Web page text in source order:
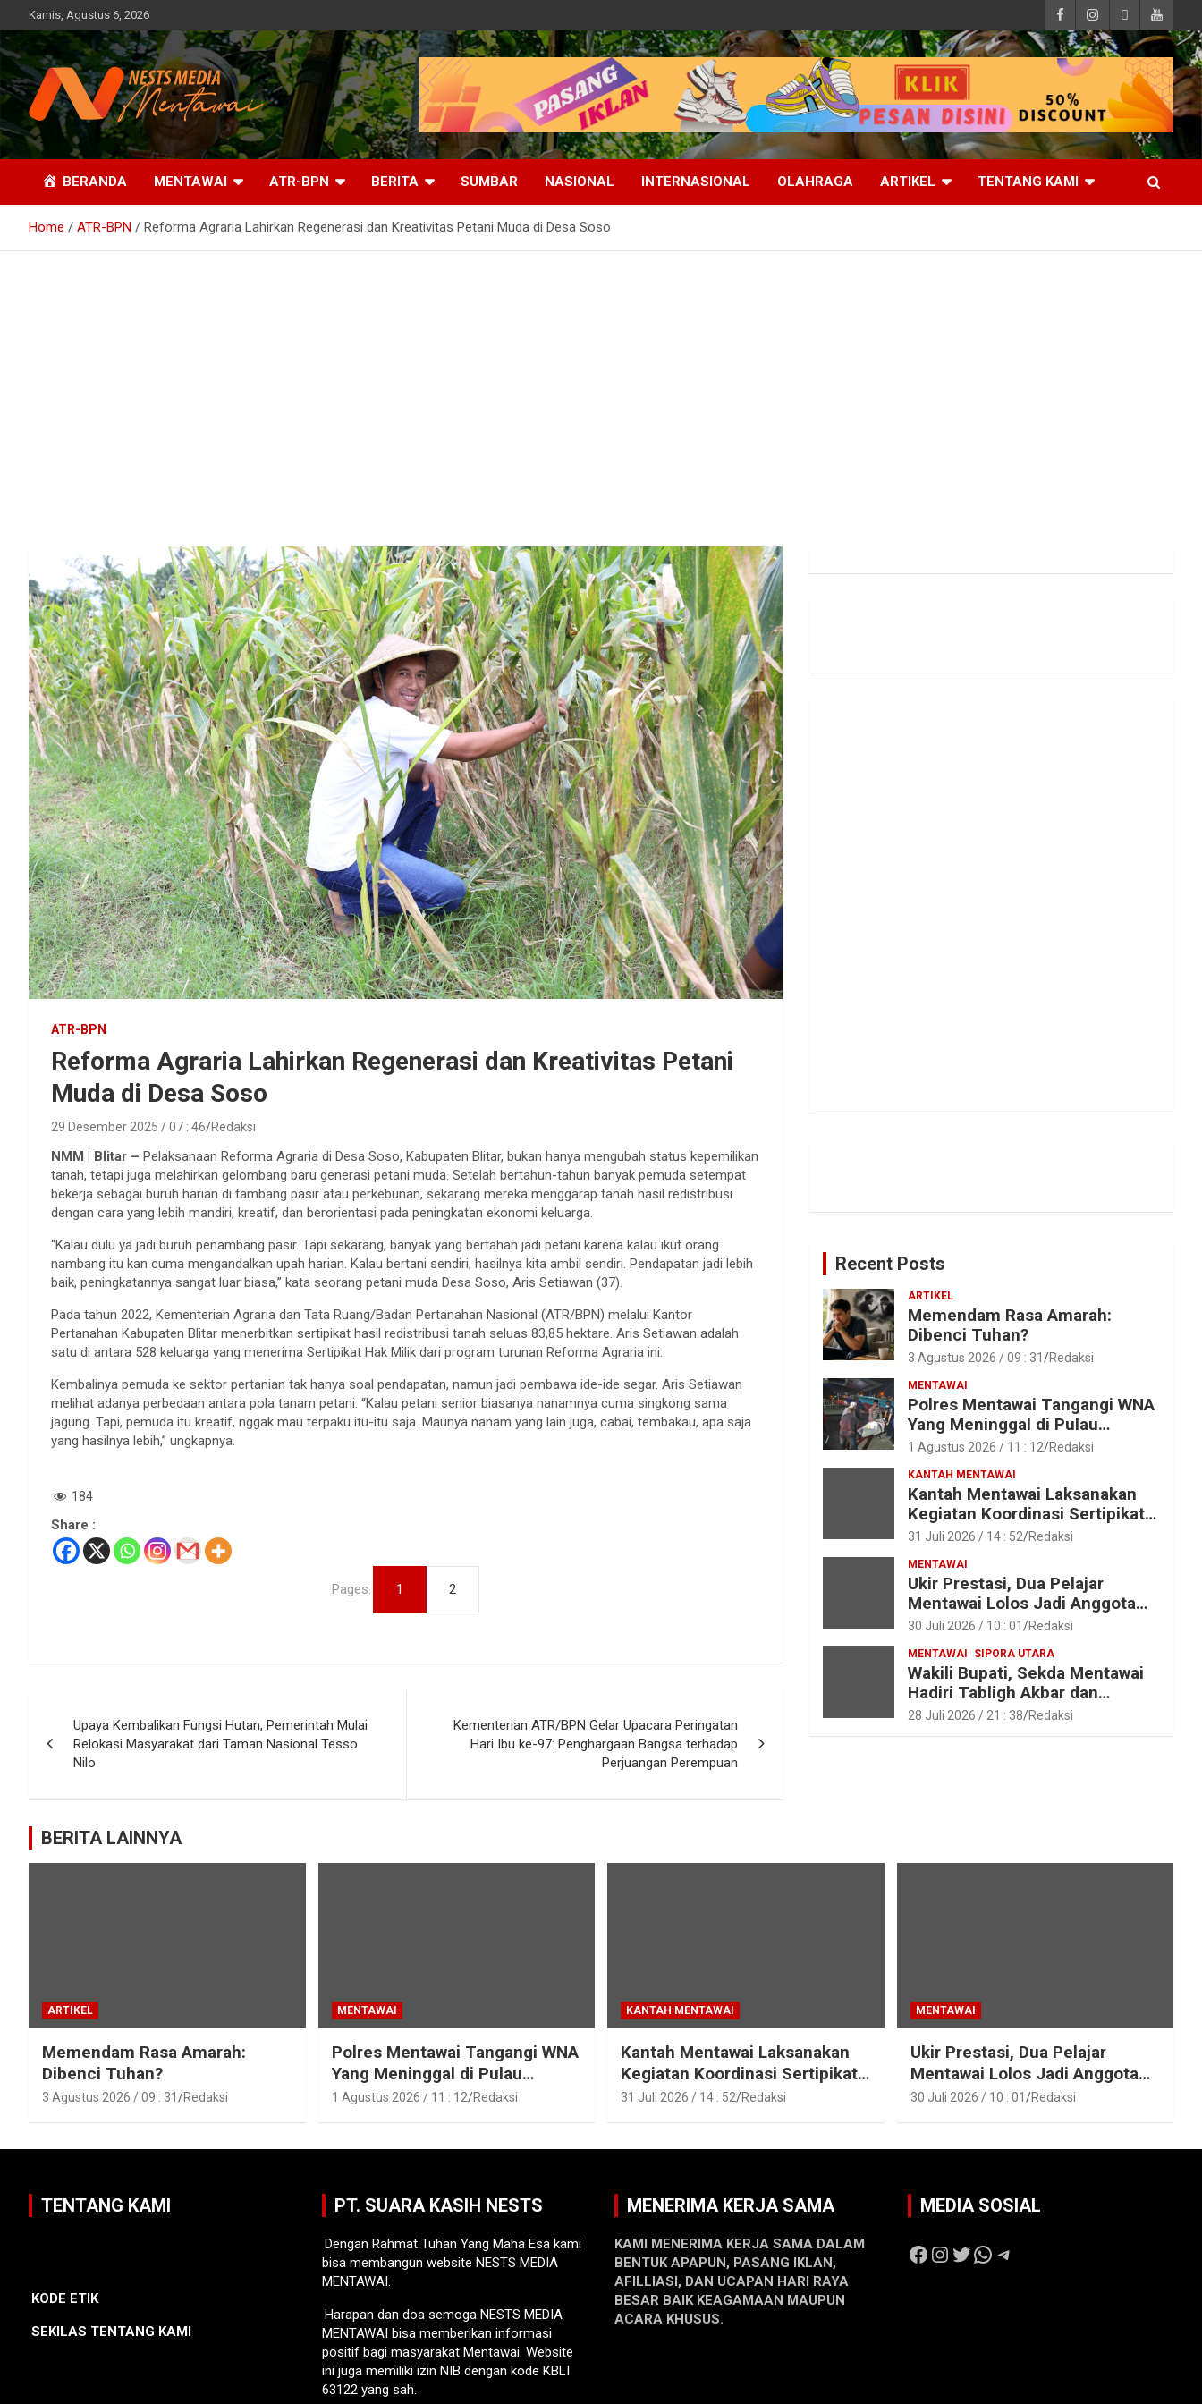
to
content
Kamis, Agustus 6, 2026
Nests Media Mentawai
Fakta, Profesional dan Independent
BERANDA MENTAWAI ATR-BPN BERITA SUMBAR NASIONAL INTERNASIONAL OLAHRAGA ARTIKEL TENTANG KAMI
Home ATR-BPN Reforma Agraria Lahirkan Regenerasi dan Kreativitas Petani Muda di Desa Soso
ATR-BPN
Reforma Agraria Lahirkan Regenerasi dan Kreativitas Petani
Muda di Desa Soso
29 Desember 2025 / 07 : 46 Redaksi
NMM | Blitar – Pelaksanaan Reforma Agraria di Desa Soso, Kabupaten Blitar, bukan hanya mengubah status kepemilikan
tanah, tetapi juga melahirkan gelombang baru generasi petani muda. Setelah bertahun-tahun banyak pemuda setempat
bekerja sebagai buruh harian di tambang pasir atau perkebunan, sekarang mereka menggarap tanah hasil redistribusi
dengan cara yang lebih mandiri, kreatif, dan berorientasi pada peningkatan ekonomi keluarga.
“Kalau dulu ya jadi buruh penambang pasir. Tapi sekarang, banyak yang bertahan jadi petani karena kalau ikut orang
nambang itu kan cuma mengandalkan upah harian. Kalau bertani sendiri, hasilnya kita ambil sendiri. Pendapatan jadi lebih
baik, peningkatannya sangat luar biasa,” kata seorang petani muda Desa Soso, Aris Setiawan (37).
Pada tahun 2022, Kementerian Agraria dan Tata Ruang/Badan Pertanahan Nasional (ATR/BPN) melalui Kantor
Pertanahan Kabupaten Blitar menerbitkan sertipikat hasil redistribusi tanah seluas 83,85 hektare. Aris Setiawan adalah
satu di antara 528 keluarga yang menerima Sertipikat Hak Milik dari program turunan Reforma Agraria ini.
Kembalinya pemuda ke sektor pertanian tak hanya soal pendapatan, namun jadi pembawa ide-ide segar. Aris Setiawan
melihat adanya perbedaan antara pola tanam petani. “Kalau petani senior biasanya nanamnya cuma singkong sama
jagung. Tapi, pemuda itu kreatif, nggak mau terpaku itu-itu saja. Maunya nanam yang lain juga, cabai, tembakau, apa saja
yang hasilnya lebih,” ungkapnya.
184
Share :
Pages: 1 2
pos
Upaya Kembalikan Fungsi Hutan, Pemerintah Mulai
Relokasi Masyarakat dari Taman Nasional Tesso
Nilo
Kementerian ATR/BPN Gelar Upacara Peringatan
Hari Ibu ke-97: Penghargaan Bangsa terhadap
Perjuangan Perempuan
Recent Posts
ARTIKEL
Memendam Rasa Amarah:
Dibenci Tuhan?
3 Agustus 2026 / 09 : 31 Redaksi
MENTAWAI
Polres Mentawai Tangangi WNA
Yang Meninggal di Pulau
Karamajat, Sibaday
1 Agustus 2026 / 11 : 12 Redaksi
KANTAH MENTAWAI
Kantah Mentawai Laksanakan
Kegiatan Koordinasi Sertipikat
Aset Tanah Pemkab Mentawai
31 Juli 2026 / 14 : 52 Redaksi
MENTAWAI
Ukir Prestasi, Dua Pelajar
Mentawai Lolos Jadi Anggota
Paskibraka Provinsi Sumbar
30 Juli 2026 / 10 : 01 Redaksi
MENTAWAI SIPORA UTARA
Wakili Bupati, Sekda Mentawai
Hadiri Tabligh Akbar dan
Tasyakuran Haji 2026 di Kota
Padang
28 Juli 2026 / 21 : 38 Redaksi
BERITA LAINNYA
ARTIKEL
Memendam Rasa Amarah:
Dibenci Tuhan?
3 Agustus 2026 / 09 : 31 Redaksi
MENTAWAI
Polres Mentawai Tangangi WNA
Yang Meninggal di Pulau
Karamajat, Sibaday
1 Agustus 2026 / 11 : 12 Redaksi
KANTAH MENTAWAI
Kantah Mentawai Laksanakan
Kegiatan Koordinasi Sertipikat
Aset Tanah Pemkab Mentawai
31 Juli 2026 / 14 : 52 Redaksi
MENTAWAI
Ukir Prestasi, Dua Pelajar
Mentawai Lolos Jadi Anggota
Paskibraka Provinsi Sumbar
30 Juli 2026 / 10 : 01 Redaksi
TENTANG KAMI
KODE ETIK
SEKILAS TENTANG KAMI
PT. SUARA KASIH NESTS
Dengan Rahmat Tuhan Yang Maha Esa kami
bisa membangun website NESTS MEDIA
MENTAWAI.
Harapan dan doa semoga NESTS MEDIA
MENTAWAI bisa memberikan informasi
positif bagi masyarakat Mentawai. Website
ini juga memiliki izin NIB dengan kode KBLI
63122 yang sah.
MENERIMA KERJA SAMA
KAMI MENERIMA KERJA SAMA DALAM
BENTUK APAPUN, PASANG IKLAN,
AFILLIASI, DAN UCAPAN HARI RAYA
BESAR BAIK KEAGAMAAN MAUPUN
ACARA KHUSUS.
MEDIA SOSIAL
Facebook
Instagram
Twitter
WhatsApp
Telegram